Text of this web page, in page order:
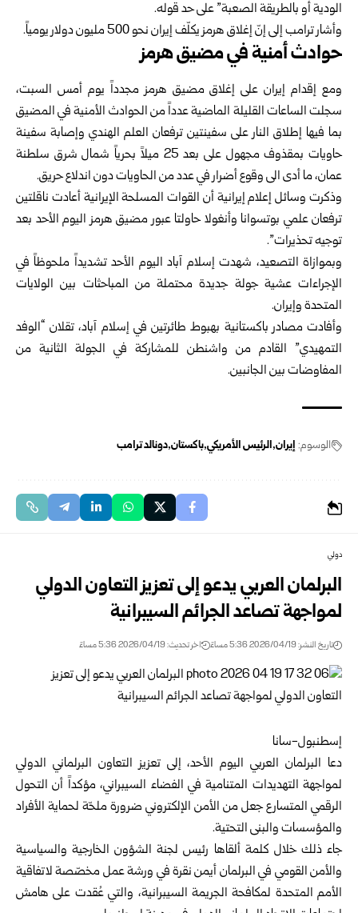
الودية أو بالطريقة الصعبة” على حد قوله.
وأشار ترامب إلى إنّ إغلاق هرمز يكلّف إيران نحو 500 مليون دولار يومياً.
حوادث أمنية في مضيق هرمز
ومع إقدام إيران على إغلاق مضيق هرمز مجدداً يوم أمس السبت،
سجلت الساعات القليلة الماضية عدداً من الحوادث الأمنية في المضيق
بما فيها إطلاق النار على سفينتين ترفعان العلم الهندي وإصابة سفينة
حاويات بمقذوف مجهول على بعد 25 ميلاً بحرياً شمال شرق سلطنة
عمان، ما أدى الى وقوع أضرار في عدد من الحاويات دون اندلاع حريق.
وذكرت وسائل إعلام إيرانية أن القوات المسلحة الإيرانية أعادت ناقلتين
ترفعان علمي بوتسوانا وأنغولا حاولتا عبور مضيق ⁠هرمز اليوم الأحد بعد
توجيه تحذيرات”.
وبموازاة التصعيد، شهدت إسلام آباد اليوم الأحد تشديداً ملحوظاً في
الإجراءات عشية جولة جديدة محتملة من المباحثات بين الولايات
المتحدة وإيران.
وأفادت مصادر باكستانية بهبوط طائرتين في إسلام آباد، تقلان “الوفد
التمهيدي” القادم من واشنطن للمشاركة في الجولة الثانية من
المفاوضات بين الجانبين.
الوسوم: إيران الرئيس الأمريكي باكستان دونالد ترامب
دولي
البرلمان العربي يدعو إلى تعزيز التعاون الدولي
لمواجهة تصاعد الجرائم السيبرانية
تاريخ النشر: 2026/04/19 5:36 مساءً اخر تحديث: 2026/04/19 5:36 مساءً
إسطنبول-سانا
دعا البرلمان العربي اليوم الأحد، إلى تعزيز التعاون البرلماني الدولي
لمواجهة التهديدات المتنامية في الفضاء السيبراني، مؤكداً أن التحول
الرقمي المتسارع جعل من الأمن الإلكتروني ضرورة ملحّة لحماية الأفراد
والمؤسسات والبنى التحتية.
جاء ذلك خلال كلمة ألقاها رئيس لجنة الشؤون الخارجية والسياسية
والأمن القومي في البرلمان أيمن نقرة في ورشة عمل مخصّصة لاتفاقية
الأمم المتحدة لمكافحة الجريمة السيبرانية، والتي عُقدت على هامش